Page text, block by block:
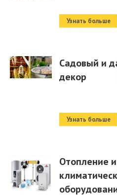
Узнать больше
Садовый и
декор
Узнать больше
Отопление и